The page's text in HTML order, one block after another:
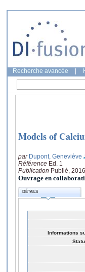
Recherche avancée
Models of
par Dupont, Geneviève
Référence Ed. 1
Publication Publié, 2016
Ouvrage en
DÉTAILS
Informations